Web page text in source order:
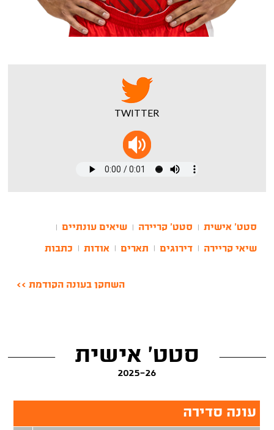
TWITTER
סטט' אישית סטט' קריירה שיאים עונתיים
שיאי קריירה דירוגים תארים אודות כתבות
השחקן בעונה הקודמת >>
סטט' אישית
2025-26
עונה סדירה